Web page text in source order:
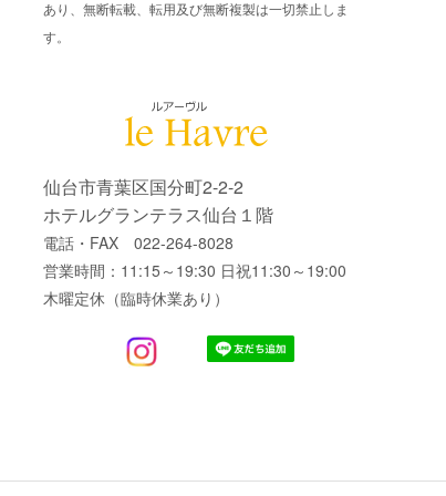
あり、無断転載、転用及び無断複製は一切禁止しま
す。
仙台市青葉区国分町2-2-2
ホテルグランテラス仙台１階
電話・FAX 022-264-8028
営業時間：11:15～19:30 日祝11:30～19:00
木曜定休（臨時休業あり）